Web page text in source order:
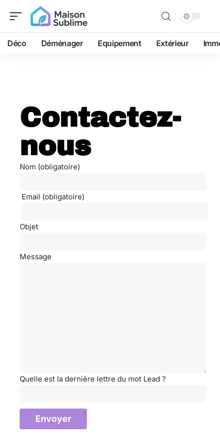
Déco Déménager Equipement Extérieur
Contactez-
nous
Nom (obligatoire)
Email (obligatoire)
Objet
Message
Quelle est la dernière lettre du mot Lead ?